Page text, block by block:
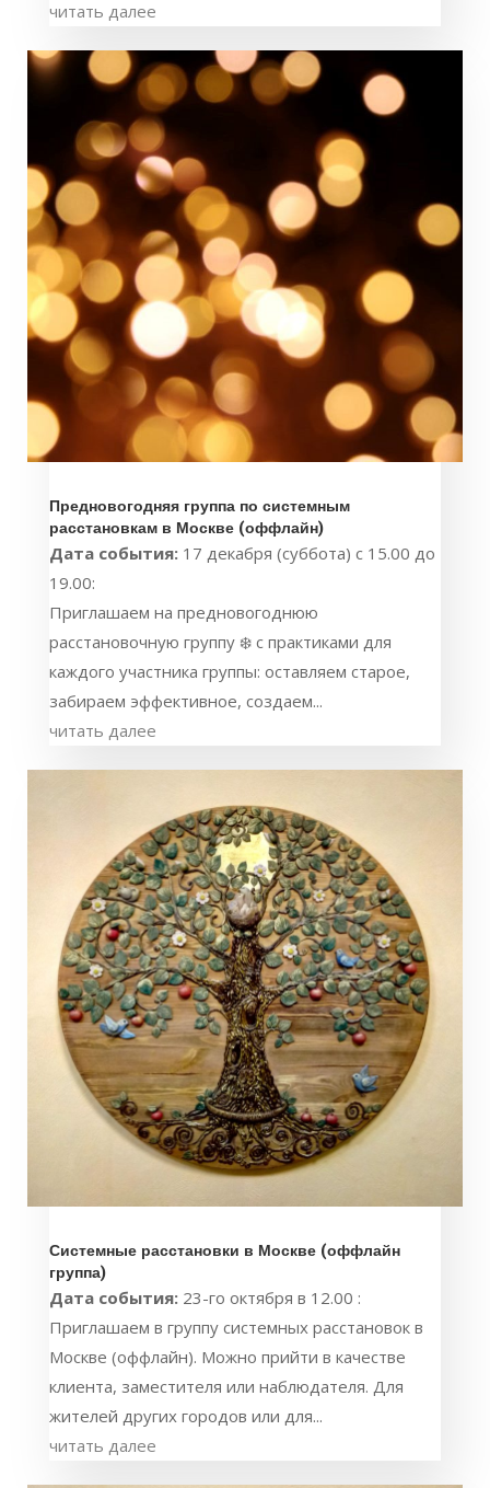
читать далее
Предновогодняя группа по системным
расстановкам в Москве (оффлайн)
Дата события: 17 декабря (суббота) с 15.00 до
19.00:
Приглашаем на предновогоднюю
расстановочную группу ❄️ с практиками для
каждого участника группы: оставляем старое,
забираем эффективное, создаем...
читать далее
Системные расстановки в Москве (оффлайн
группа)
Дата события: 23-го октября в 12.00 :
Приглашаем в группу системных расстановок в
Москве (оффлайн). Можно прийти в качестве
клиента, заместителя или наблюдателя. Для
жителей других городов или для...
читать далее